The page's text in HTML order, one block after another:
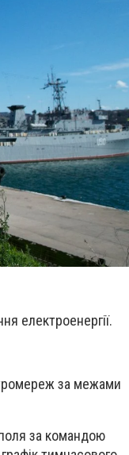
електроенергії.
за межами
за командою